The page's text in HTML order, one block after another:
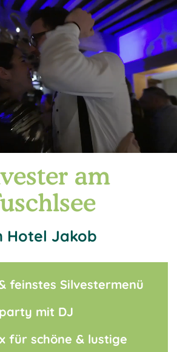
am
Hotel Jakob
feinstes Silvestermenü
mit DJ
für schöne & lustige